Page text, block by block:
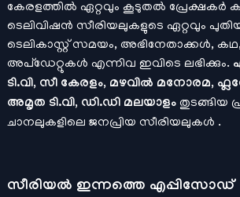
കേരളത്തിൽ ഏറ്റവും കൂടുതൽ പ്രേക്ഷകർ
ടെലിവിഷൻ സീരിയലുകളുടെ ഏറ്റവും
ടെലികാസ്റ്റ് സമയം, അഭിനേതാക്കൾ,
അപ്ഡേറ്റുകൾ എന്നിവ ഇവിടെ ലഭിക്കും.
ടി.വി, സീ കേരളം, മഴവിൽ മനോരമ,
അമൃത ടി.വി, ഡി.ഡി മലയാളം തുടങ്ങിയ
ചാനലുകളിലെ ജനപ്രിയ സീരിയലുകൾ .
സീരിയല്‍ ഇന്നത്തെ എപ്പിസോഡ്